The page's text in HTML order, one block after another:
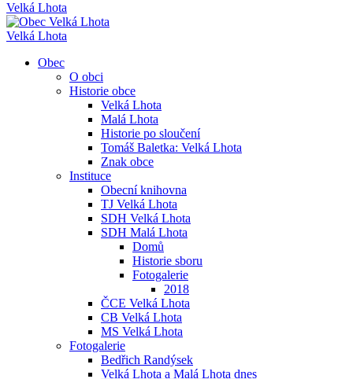
Velká Lhota
Velká Lhota
Obec
O obci
Historie obce
Velká Lhota
Malá Lhota
Historie po sloučení
Tomáš Baletka: Velká Lhota
Znak obce
Instituce
Obecní knihovna
TJ Velká Lhota
SDH Velká Lhota
SDH Malá Lhota
Domů
Historie sboru
Fotogalerie
2018
ČCE Velká Lhota
CB Velká Lhota
MS Velká Lhota
Fotogalerie
Bedřich Randýsek
Velká Lhota a Malá Lhota dnes